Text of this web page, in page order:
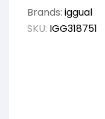
Brands: iggual
SKU: IGG318751